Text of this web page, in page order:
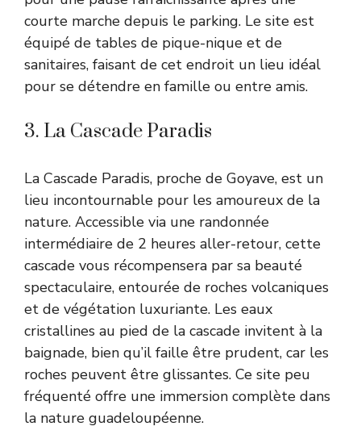
courte marche depuis le parking. Le site est
équipé de tables de pique-nique et de
sanitaires, faisant de cet endroit un lieu idéal
pour se détendre en famille ou entre amis.
3. La Cascade Paradis
La Cascade Paradis, proche de Goyave, est un
lieu incontournable pour les amoureux de la
nature. Accessible via une randonnée
intermédiaire de 2 heures aller-retour, cette
cascade vous récompensera par sa beauté
spectaculaire, entourée de roches volcaniques
et de végétation luxuriante. Les eaux
cristallines au pied de la cascade invitent à la
baignade, bien qu’il faille être prudent, car les
roches peuvent être glissantes. Ce site peu
fréquenté offre une immersion complète dans
la nature guadeloupéenne.